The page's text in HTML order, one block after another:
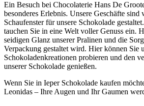
Ein Besuch bei Chocolaterie Hans De
besonderes Erlebnis. Unsere Geschäfte sind
Schaufenster für unsere Schokolade
tauchen Sie in eine Welt voller Genuss ein.
seidigen Glanz unserer Pralinen und die
Verpackung gestaltet wird. Hier können Sie
Schokoladenkreationen probieren und den
unserer Schokolade genießen.
Wenn Sie in Ieper Schokolade kaufen
Leonidas – Ihre Augen und Ihr Gaumen